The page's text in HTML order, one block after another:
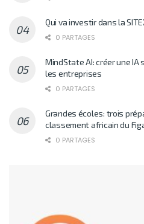
Qui va investir dans la
0 PARTAGES
MindState AI: créer une
les entreprises
0 PARTAGES
Grandes écoles: trois
classement africain du
0 PARTAGES